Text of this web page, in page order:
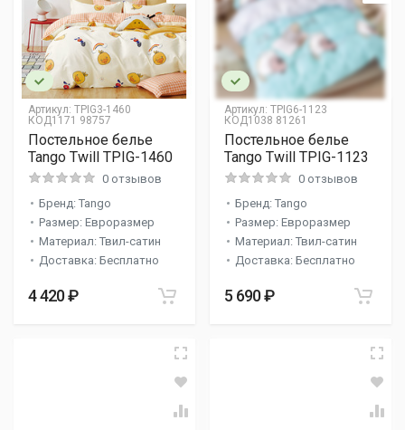
Артикул: TPIG3-1460
КОД1171 98757
Постельное белье
Tango Twill TPIG-1460
0 отзывов
Бренд: Tango
Размер: Евроразмер
Материал: Твил-сатин
Доставка: Бесплатно
4 420 ₽
Артикул: TPIG6-1123
КОД1038 81261
Постельное белье
Tango Twill TPIG-1123
0 отзывов
Бренд: Tango
Размер: Евроразмер
Материал: Твил-сатин
Доставка: Бесплатно
5 690 ₽